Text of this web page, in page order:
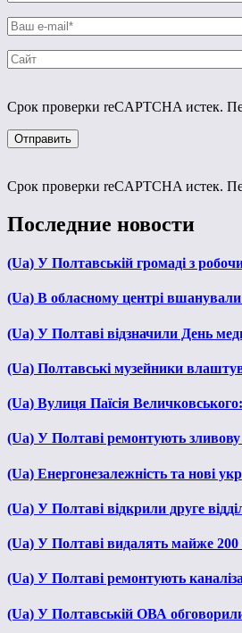
Срок проверки reCAPTCHA истек.
Срок проверки reCAPTCHA истек.
Последние новости
(Ua) У Полтавській громаді з
(Ua) В обласному центрі вшанували
(Ua) У Полтаві відзначили День
(Ua) Полтавські музейники
(Ua) Вулиця Паїсія
(Ua) У Полтаві ремонтують
(Ua) Енергонезалежність та нові
(Ua) У Полтаві відкрили друге
(Ua) У Полтаві видалять майже 200
(Ua) У Полтаві ремонтують
(Ua) У Полтавській ОВА